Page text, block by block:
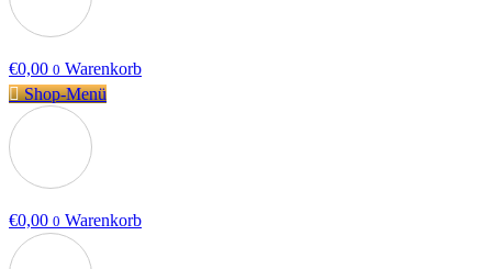
€0,00 0 Warenkorb
Shop-Menü
€0,00 0 Warenkorb